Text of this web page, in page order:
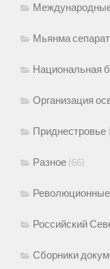
Мьянма
Национальная
Организация
Приднестровье
Разное (66)
Российский
Сборники